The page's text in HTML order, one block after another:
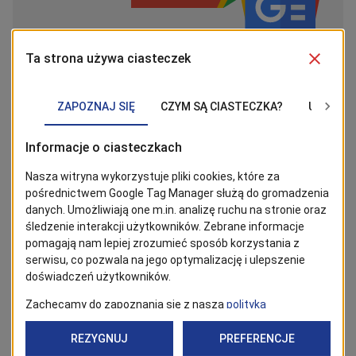
Tagi
inwestycje
szczecińskie
inwestycje
miejskie
stadion
przetarg